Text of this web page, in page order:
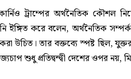
কার্নিও ট্রাম্পের অর্থনৈতিক কৌশল
ইঙ্গিত করে বলেন, অর্থনৈতিক
উচিত। তার বক্তব্যে স্পষ্ট ছিল,
শুধু প্রতিদ্বন্দ্বী দেশের ওপর নয়,